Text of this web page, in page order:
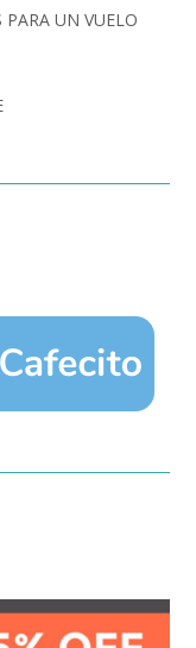
PARA UN VUELO